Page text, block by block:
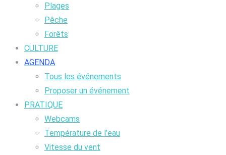
Plages
Pêche
Forêts
CULTURE
AGENDA
Tous les événements
Proposer un événement
PRATIQUE
Webcams
Température de l’eau
Vitesse du vent